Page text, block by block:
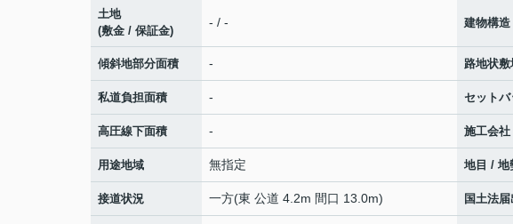
土地
(敷金 / 保証金)
- / - 建物構造
傾斜地部分面積 - 路地状敷
私道負担面積 - セットバ
高圧線下面積 - 施工会社
用途地域 無指定 地目 / 地
接道状況 一方(東 公道 4.2m 間口 13.0m) 国土法